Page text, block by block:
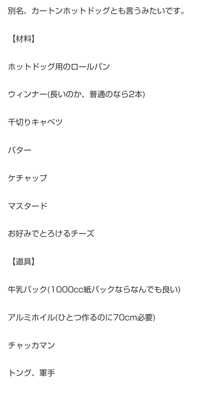
別名、カートンホットドッグとも言うみたいです。
【材料】
ホットドッグ用のロールパン
ウィンナー(長いのか、普通のなら2本)
千切りキャベツ
バター
ケチャップ
マスタード
お好みでとろけるチーズ
【道具】
牛乳パック(1000cc紙パックならなんでも良い)
アルミホイル(ひとつ作るのに70cm必要)
チャッカマン
トング、軍手